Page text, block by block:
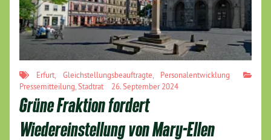
Erfurt, Gleichstellungsbeauftragte
Personalentwicklung
Pressemitteilung Stadtrat 26. September 2024
Grüne Fraktion fordert
Wiedereinstellung von Mary-Ellen